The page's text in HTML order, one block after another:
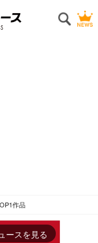
作品
ースを見る